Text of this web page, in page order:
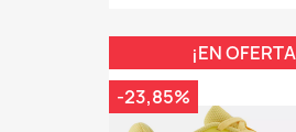
¡EN
-23,85%